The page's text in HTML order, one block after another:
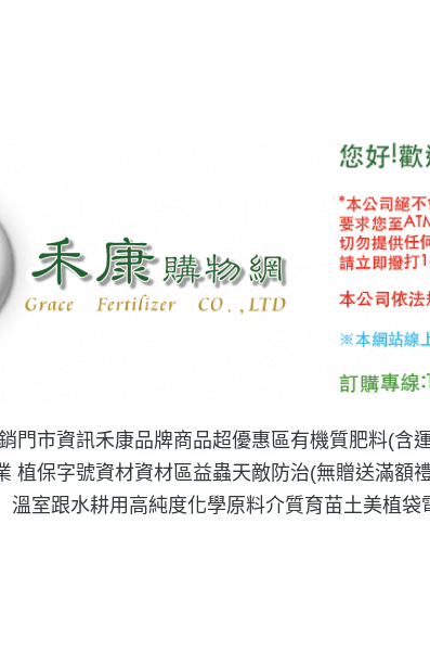
門市資訊禾康品牌商品超優惠區有機質肥料(含
植保字號資材資材區益蟲天敵防治(無贈送滿額
溫室跟水耕用高純度化學原料介質育苗土美植袋